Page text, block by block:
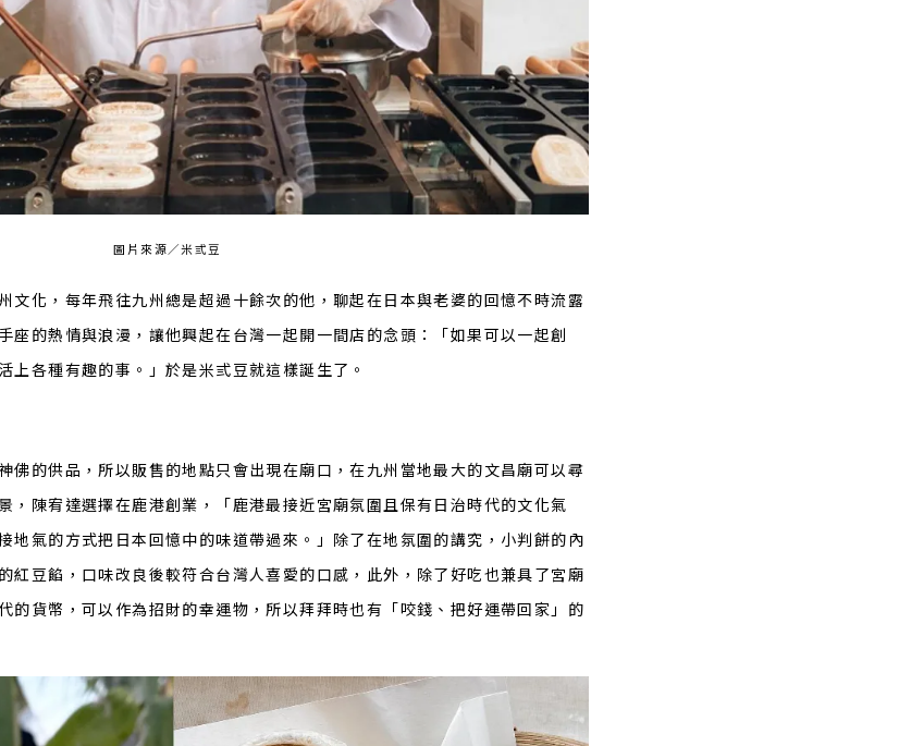
圖片來源／米弎豆
文化，每年飛往九州總是超過十餘次的他，聊起在日本與老婆的回憶不時流露
座的熱情與浪漫，讓他興起在台灣一起開一間店的念頭：「如果可以一起創
上各種有趣的事。」於是米弎豆就這樣誕生了。
佛的供品，所以販售的地點只會出現在廟口，在九州當地最大的文昌廟可以尋
，陳宥達選擇在鹿港創業，「鹿港最接近宮廟氛圍且保有日治時代的文化氣
地氣的方式把日本回憶中的味道帶過來。」除了在地氛圍的講究，小判餅的內
紅豆餡，口味改良後較符合台灣人喜愛的口感，此外，除了好吃也兼具了宮廟
的貨幣，可以作為招財的幸運物，所以拜拜時也有「咬錢、把好運帶回家」的